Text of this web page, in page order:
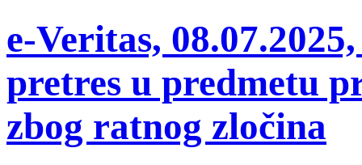
e-Veritas,
pretres u predmetu
zbog ratnog zločina